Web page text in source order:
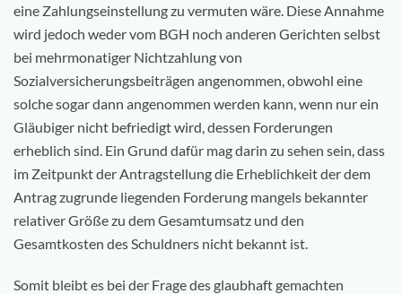
eine Zahlungseinstellung zu vermuten wäre. Diese Annahme
wird jedoch weder vom BGH noch anderen Gerichten selbst
bei mehrmonatiger Nichtzahlung von
Sozialversicherungsbeiträgen angenommen, obwohl eine
solche sogar dann angenommen werden kann, wenn nur ein
Gläubiger nicht befriedigt wird, dessen Forderungen
erheblich sind. Ein Grund dafür mag darin zu sehen sein, dass
im Zeitpunkt der Antragstellung die Erheblichkeit der dem
Antrag zugrunde liegenden Forderung mangels bekannter
relativer Größe zu dem Gesamtumsatz und den
Gesamtkosten des Schuldners nicht bekannt ist.
Somit bleibt es bei der Frage des glaubhaft gemachten